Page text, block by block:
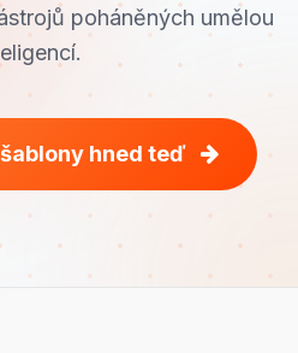
poháněných umělou
hned teď